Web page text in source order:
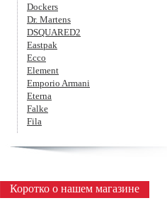
Dockers
Dr. Martens
DSQUARED2
Eastpak
Ecco
Element
Emporio Armani
Eterna
Falke
Fila
Коротко о нашем магазине